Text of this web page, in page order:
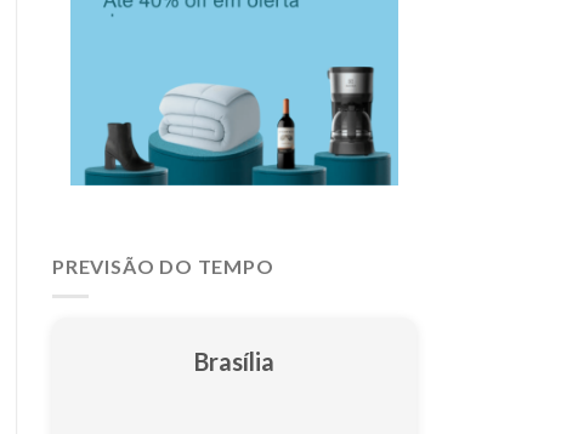
PREVISÃO DO TEMPO
Brasília